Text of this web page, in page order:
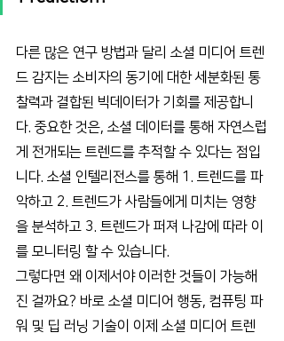
다른 많은 연구 방법과 달리 소셜 미디어 트렌
드 감지는 소비자의 동기에 대한 세분화된 통
찰력과 결합된 빅데이터가 기회를 제공합니
다. 중요한 것은, 소셜 데이터를 통해 자연스럽
게 전개되는 트렌드를 추적할 수 있다는 점입
니다. 소셜 인텔리전스를 통해 1. 트렌드를 파
악하고 2. 트렌드가 사람들에게 미치는 영향
을 분석하고 3. 트렌드가 퍼져 나감에 따라 이
를 모니터링 할 수 있습니다.
그렇다면 왜 이제서야 이러한 것들이 가능해
진 걸까요? 바로 소셜 미디어 행동, 컴퓨팅 파
워 및 딥 러닝 기술이 이제 소셜 미디어 트렌